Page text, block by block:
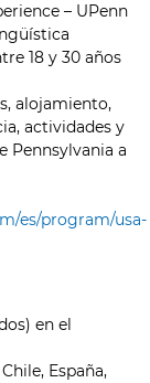
– UPenn
18 y 30 años
alojamiento,
actividades y
Pennsylvania a
es/program/usa-
en el
España,